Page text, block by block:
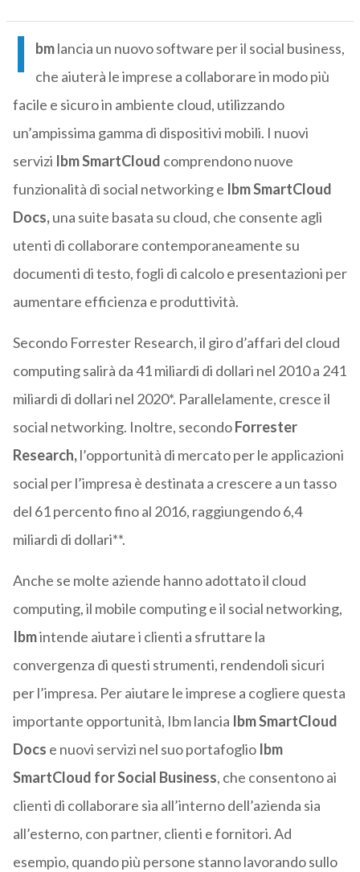
I bmlancia un nuovo software per il social business,
che aiuterà le imprese a collaborare in modo più
facile e sicuro in ambiente cloud, utilizzando
un’ampissima gamma di dispositivi mobili. I nuovi
servizi Ibm SmartCloud comprendono nuove
funzionalità di social networking e Ibm SmartCloud
Docs,una suite basata su cloud, che consente agli
utenti di collaborare contemporaneamente su
documenti di testo, fogli di calcolo e presentazioni per
aumentare efficienza e produttività.
Secondo Forrester Research, il giro d’affari del cloud
computing salirà da 41 miliardi di dollari nel 2010 a 241
miliardi di dollari nel 2020*. Parallelamente, cresce il
social networking. Inoltre, secondoForrester
Research,l’opportunità di mercato per le applicazioni
social per l’impresa è destinata a crescere a un tasso
del 61 percento fino al 2016, raggiungendo 6,4
miliardi di dollari**.
Anche se molte aziende hanno adottato il cloud
computing, il mobile computing e il social networking,
Ibmintende aiutare i clienti a sfruttare la
convergenza di questi strumenti, rendendoli sicuri
per l’impresa. Per aiutare le imprese a cogliere questa
importante opportunità, Ibm lancia Ibm SmartCloud
Docs e nuovi servizi nel suo portafoglio Ibm
SmartCloud for Social Business, che consentono ai
clienti di collaborare sia all’interno dell’azienda sia
all’esterno, con partner, clienti e fornitori. Ad
esempio, quando più persone stanno lavorando sullo